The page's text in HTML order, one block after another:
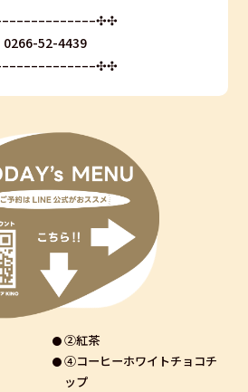
0266-52-4439
②紅茶
④コーヒーホワイトチョコチ
ップ